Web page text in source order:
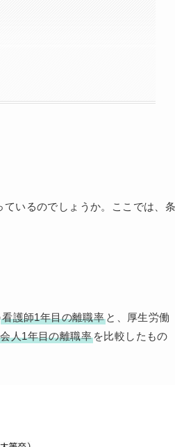
ているのでしょうか。ここでは、
看護師1年目の離職率 と、厚生労働
人1年目の離職率 を比較したもの